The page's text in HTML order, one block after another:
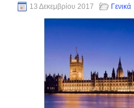
13 Δεκεμβρίου 2017 Γενικά